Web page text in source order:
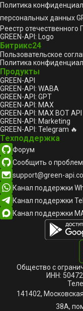
Политика
персональных данных
Реестр отечественного
GREEN-API: Logo
Битрикс24
Пользовательское
Политика
Продукты
GREEN-API
GREEN-API: WABA
GREEN-API: GPT
GREEN-API: MAX
GREEN-API: MAX BOT API
GREEN-API: Marketing
GREEN-API: Telegram 🔥
Техподдержка
Форум
Сообщить о
support@green-
Канал поддержки
Канал поддержки
Канал поддержки
Общество с
ИНН:
141402,
38А,